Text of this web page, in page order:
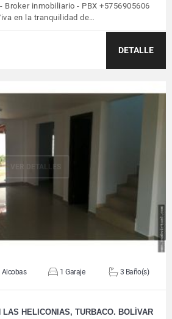
- Broker inmobiliario - PBX +5756905606
en la tranquilidad de…
DETALLE
VER DETALLES
Alcobas 1 Garaje 3 Baño(s)
HELICONIAS, TURBACO. BOLÍVAR